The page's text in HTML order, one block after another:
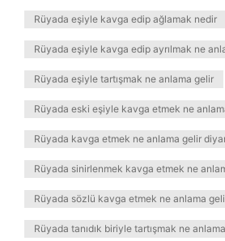
Rüyada eşiyle kavga edip ağlamak nedir
Rüyada eşiyle kavga edip ayrılmak ne
Rüyada eşiyle tartışmak ne anlama gelir
Rüyada eski eşiyle kavga etmek ne
Rüyada kavga etmek ne anlama gelir
Rüyada sinirlenmek kavga etmek ne
Rüyada sözlü kavga etmek ne anlama
Rüyada tanıdık biriyle tartışmak ne